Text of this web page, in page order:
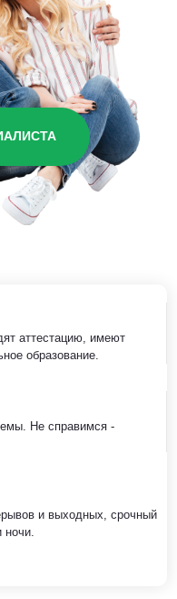
аттестацию, имеют
образование.
Не справимся -
и выходных, срочный
ночи.